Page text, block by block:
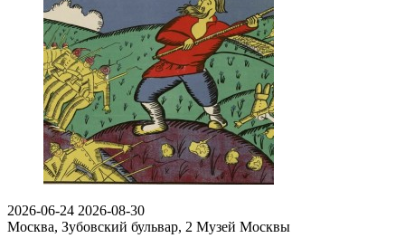
2026-06-24 2026-08-30
Москва, Зубовский бульвар, 2 Музей Москвы